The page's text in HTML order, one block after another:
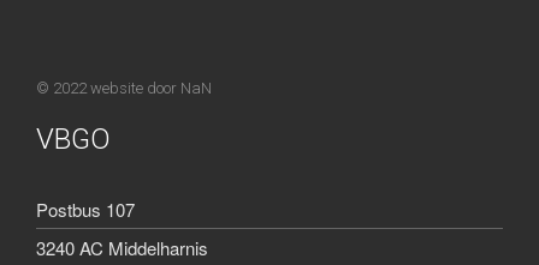
© 2022 website door NaN
VBGO
Postbus 107
3240 AC Middelharnis